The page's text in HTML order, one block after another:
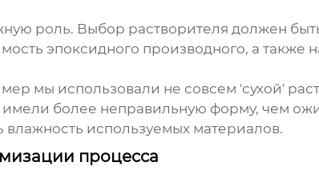
роль. Выбор растворителя должен
эпоксидного производного, а также
мы использовали не совсем 'сухой'
более неправильную форму, чем
используемых материалов.
процесса